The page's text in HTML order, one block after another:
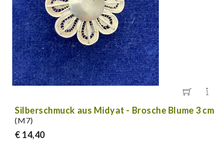
Silberschmuck aus Midyat - Brosche Blume 3 cm
(M7)
€ 14,40